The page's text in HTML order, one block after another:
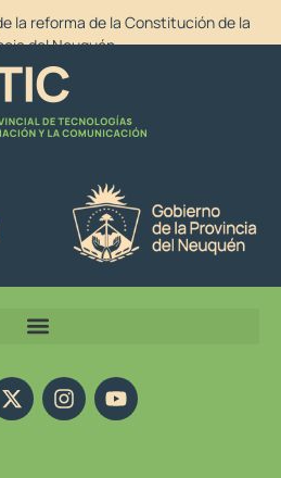
la reforma de la Constitución de la
del Neuquén